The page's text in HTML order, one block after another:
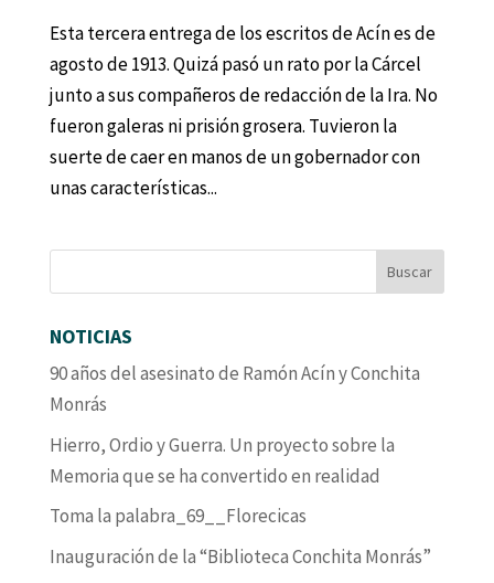
Esta tercera entrega de los escritos de Acín es de
agosto de 1913. Quizá pasó un rato por la Cárcel
junto a sus compañeros de redacción de la Ira. No
fueron galeras ni prisión grosera. Tuvieron la
suerte de caer en manos de un gobernador con
unas características...
NOTICIAS
90 años del asesinato de Ramón Acín y Conchita
Monrás
Hierro, Ordio y Guerra. Un proyecto sobre la
Memoria que se ha convertido en realidad
Toma la palabra_69__Florecicas
Inauguración de la “Biblioteca Conchita Monrás”